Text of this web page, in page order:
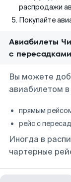
распродажи
Покупайте
Авиабилеты
с пересадками
Вы можете
авиабилетом
прямым
рейс с
Иногда в
чартерные